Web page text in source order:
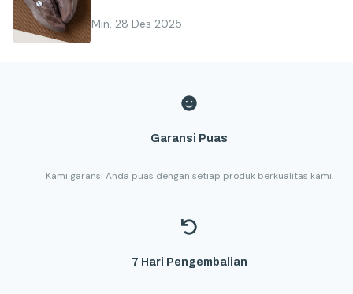
Min, 28 Des 2025
Garansi Puas
Kami garansi Anda puas dengan setiap produk berkualitas kami.
7 Hari Pengembalian